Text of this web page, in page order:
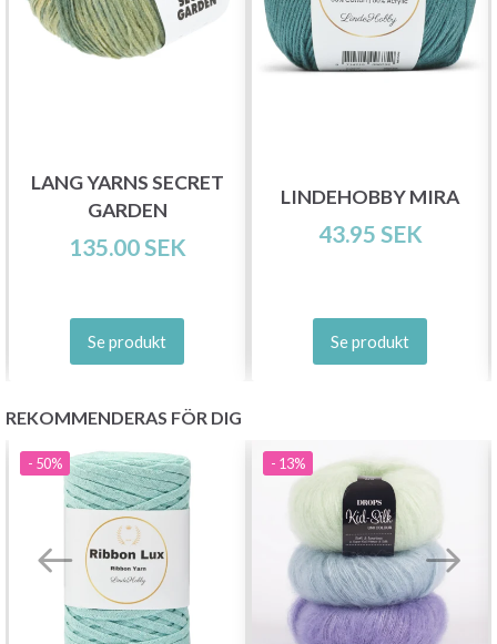
LANG YARNS SECRET
GARDEN
135.00 SEK
Se produkt
LINDEHOBBY MIRA
43.95 SEK
Se produkt
REKOMMENDERAS FÖR DIG
- 50% - 13%
Spara upp till 50%!